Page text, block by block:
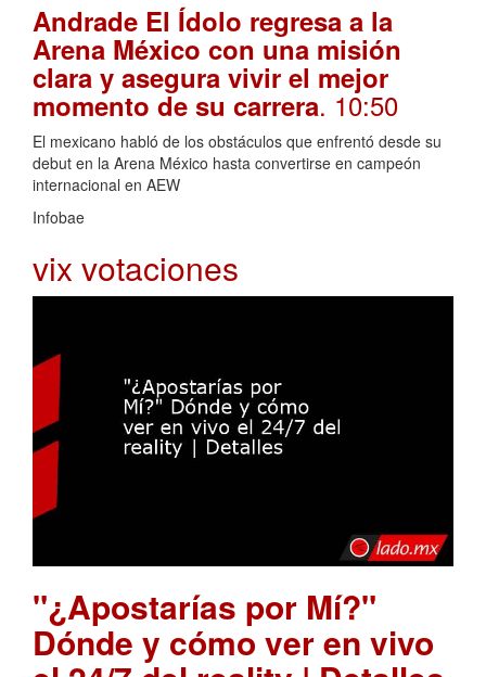
Andrade El Ídolo regresa a la
Arena México con una misión
clara y asegura vivir el mejor
momento de su carrera. 10:50
El mexicano habló de los obstáculos que enfrentó desde su
debut en la Arena México hasta convertirse en campeón
internacional en AEW
Infobae
vix votaciones
"¿Apostarías por Mí?"
Dónde y cómo ver en vivo